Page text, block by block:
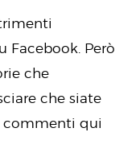
Facebook. Però
che
che siate
commenti qui